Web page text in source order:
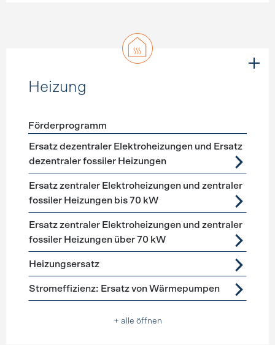
Heizung
Förderprogramme Heizung
Förderprogramm
Ersatz dezentraler Elektroheizungen und Ersatz
dezentraler fossiler Heizungen
Ersatz zentraler Elektroheizungen und zentraler
fossiler Heizungen bis 70 kW
Ersatz zentraler Elektroheizungen und zentraler
fossiler Heizungen über 70 kW
Heizungsersatz
Stromeffizienz: Ersatz von Wärmepumpen
+ alle öffnen